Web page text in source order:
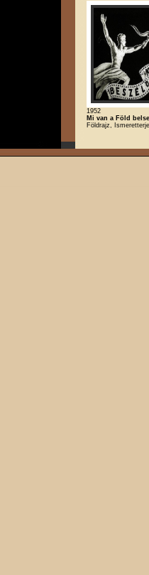
1952
Mi van a Föld
Földrajz,